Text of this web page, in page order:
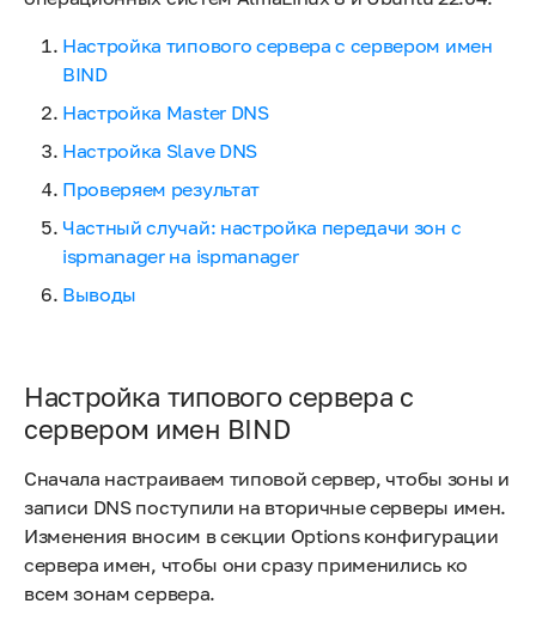
Настройка типового сервера с сервером имен
BIND
Настройка Master DNS
Настройка Slave DNS
Проверяем результат
Частный случай: настройка передачи зон с
ispmanager на ispmanager
Выводы
Настройка типового сервера с
сервером имен BIND
Сначала настраиваем типовой сервер, чтобы зоны и
записи DNS поступили на вторичные серверы имен.
Изменения вносим в секции Options конфигурации
сервера имен, чтобы они сразу применились ко
всем зонам сервера.